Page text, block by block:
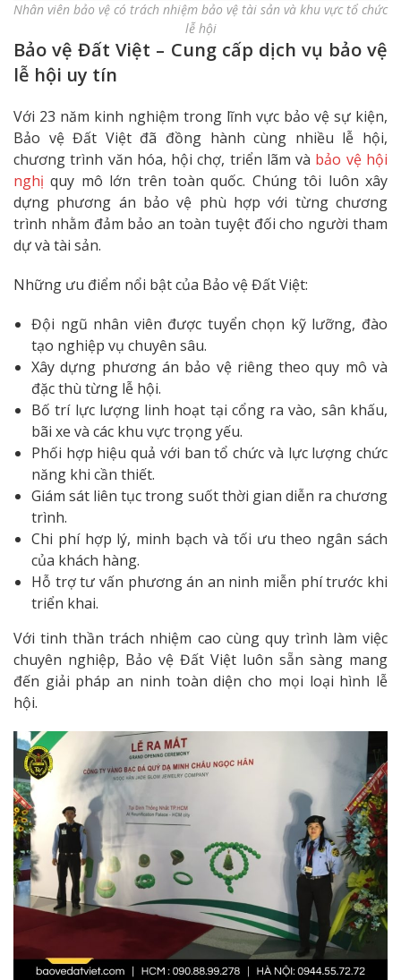
Nhân viên bảo vệ có trách nhiệm bảo vệ tài sản và khu vực tổ chức
lễ hội
Bảo vệ Đất Việt – Cung cấp dịch vụ bảo vệ
lễ hội uy tín
Với 23 năm kinh nghiệm trong lĩnh vực bảo vệ sự kiện,
Bảo vệ Đất Việt đã đồng hành cùng nhiều lễ hội,
chương trình văn hóa, hội chợ, triển lãm và bảo vệ hội
nghị quy mô lớn trên toàn quốc. Chúng tôi luôn xây
dựng phương án bảo vệ phù hợp với từng chương
trình nhằm đảm bảo an toàn tuyệt đối cho người tham
dự và tài sản.
Những ưu điểm nổi bật của Bảo vệ Đất Việt:
Đội ngũ nhân viên được tuyển chọn kỹ lưỡng, đào
tạo nghiệp vụ chuyên sâu.
Xây dựng phương án bảo vệ riêng theo quy mô và
đặc thù từng lễ hội.
Bố trí lực lượng linh hoạt tại cổng ra vào, sân khấu,
bãi xe và các khu vực trọng yếu.
Phối hợp hiệu quả với ban tổ chức và lực lượng chức
năng khi cần thiết.
Giám sát liên tục trong suốt thời gian diễn ra chương
trình.
Chi phí hợp lý, minh bạch và tối ưu theo ngân sách
của khách hàng.
Hỗ trợ tư vấn phương án an ninh miễn phí trước khi
triển khai.
Với tinh thần trách nhiệm cao cùng quy trình làm việc
chuyên nghiệp, Bảo vệ Đất Việt luôn sẵn sàng mang
đến giải pháp an ninh toàn diện cho mọi loại hình lễ
hội.